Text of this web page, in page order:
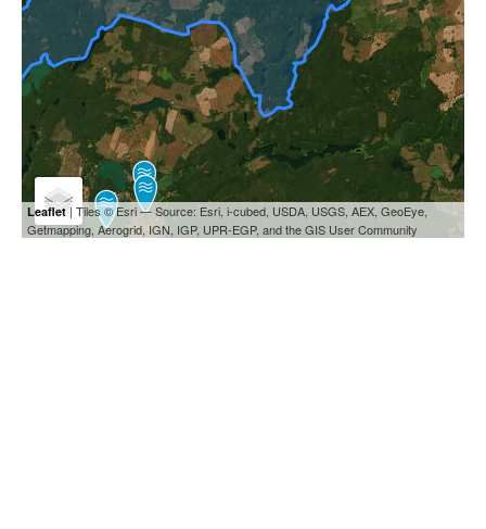
Leaflet| Tiles © Esri — Source: Esri, i-cubed, USDA, USGS, AEX, GeoEye,
Getmapping, Aerogrid, IGN, IGP, UPR-EGP, and the GIS User Community